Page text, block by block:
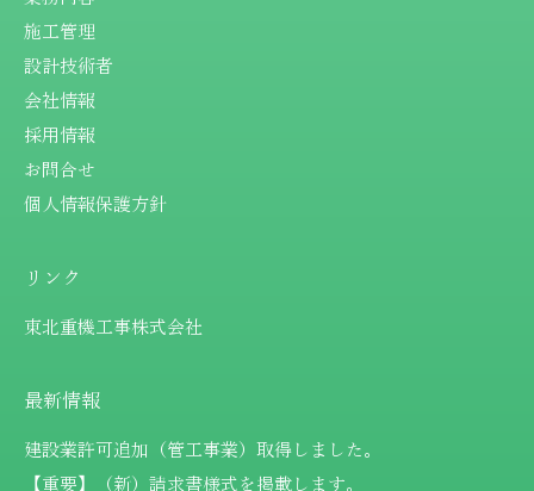
施工管理
設計技術者
会社情報
採用情報
お問合せ
個人情報保護方針
リンク
東北重機工事株式会社
最新情報
建設業許可追加（管工事業）取得しました。
【重要】（新）請求書様式を掲載します。